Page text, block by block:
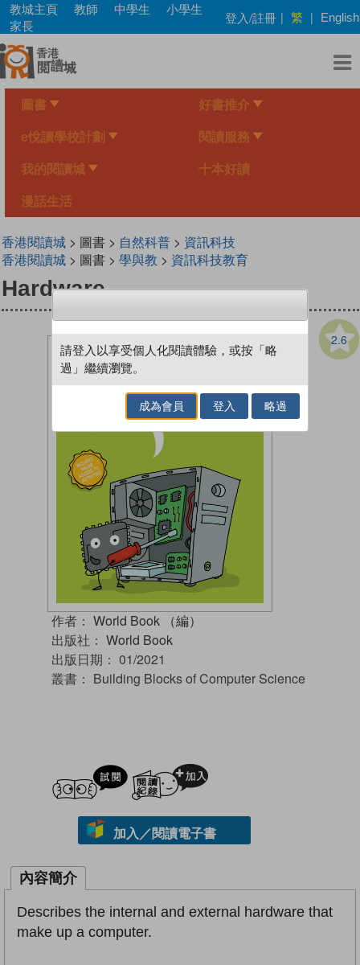
Skip
main
content
教城主頁 教師 中學生
小學生
家長
登入/註冊 | 繁 | English
圖書 好書推介
e悅讀學校計劃 閱讀服務
我的閱讀城 十本好讀
漫話生活
香港閱讀城> 圖書 > 自然科普> 資訊科技
香港閱讀城> 圖書 > 學與教 > 資訊科技教育
Hardware
2.6
作者： World Book （編）
出版社： World Book
出版日期： 01/2021
叢書： Building Blocks of Computer Science
試閲
加入／閱讀電子書
內容簡介
Describes the internal and external hardware that
make up a computer.
請登入以享受個人化閱讀體驗，或按「略
過」繼續瀏覽。
成為會員 登入 略過